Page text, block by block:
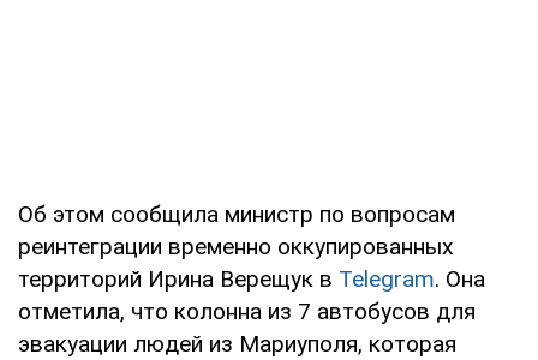
Об этом сообщила министр по вопросам
реинтеграции временно оккупированных
территорий Ирина Верещук в Telegram. Она
отметила, что колонна из 7 автобусов для
эвакуации людей из Мариуполя, которая